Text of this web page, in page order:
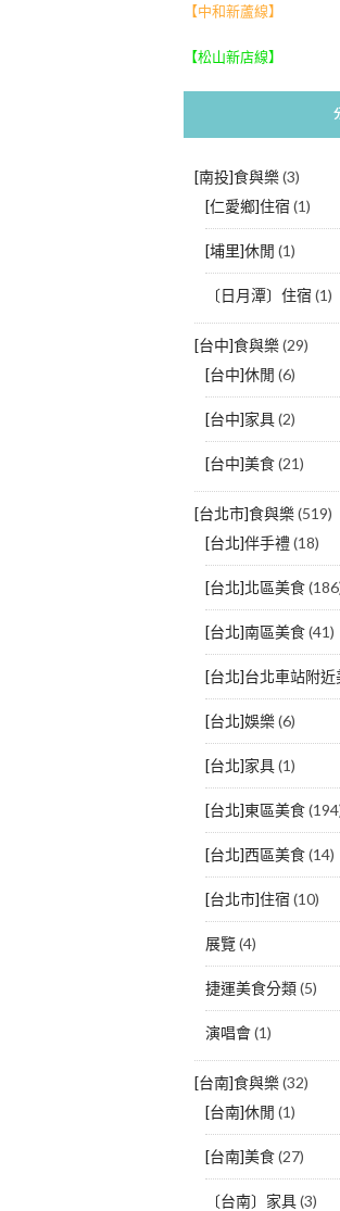
【中和新蘆線】
【松山新店線】
[南投]食與樂(3)
[仁愛鄉]住宿 (1)
[埔里]休閒 (1)
〔日月潭〕住宿 (1)
[台中]食與樂(29)
[台中]休閒 (6)
[台中]家具(2)
[台中]美食(21)
[台北市]食與樂(519)
[台北]伴手禮(18)
[台北]北區美食
[台北]南區美食(41)
[台北]台北車站附近
[台北]娛樂(6)
[台北]家具(1)
[台北]東區美食
[台北]西區美食(14)
[台北市]住宿 (10)
展覽(4)
捷運美食分類(5)
演唱會(1)
[台南]食與樂(32)
[台南]休閒 (1)
[台南]美食(27)
〔台南〕家具(3)